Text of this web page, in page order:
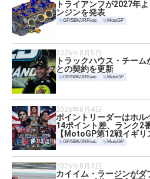
トライアンフが2027年
ンジンを発表
GP/SBK/JRR/etc MotoGP
2026年8月5日
トラックハウス・チー
との契約を更新
GP/SBK/JRR/etc MotoGP
2026年8月4日
ポイントリーダーはホ
14ポイント差、ランク2
【MotoGP第12戦イギ
GP/SBK/JRR/etc MotoGP
2026年8月3日
カイイム・ラージンが